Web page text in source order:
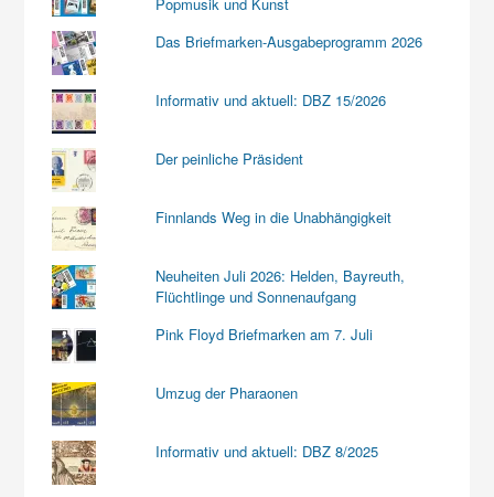
Das Briefmarken-Ausgabeprogramm 2026
Informativ und aktuell: DBZ 15/2026
Der peinliche Präsident
Finnlands Weg in die Unabhängigkeit
Neuheiten Juli 2026: Helden, Bayreuth,
Flüchtlinge und Sonnenaufgang
Pink Floyd Briefmarken am 7. Juli
Umzug der Pharaonen
Informativ und aktuell: DBZ 8/2025